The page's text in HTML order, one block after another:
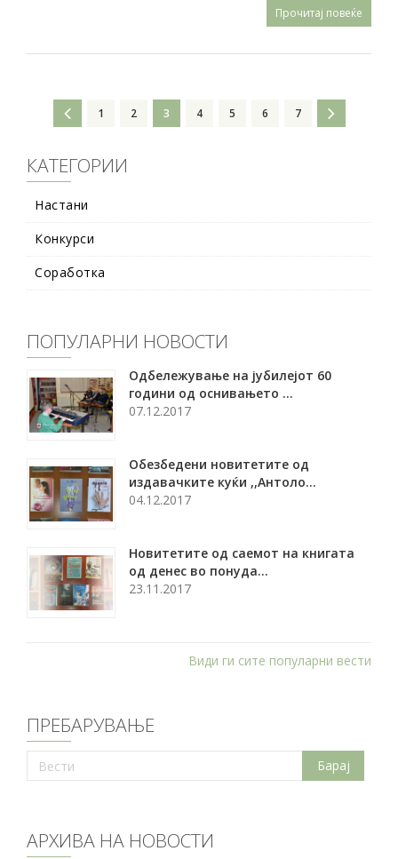
Прочитај повеќе
1 2 3 4 5 6 7
КАТЕГОРИИ
Настани
Конкурси
Соработка
ПОПУЛАРНИ НОВОСТИ
Oдбележување на јубилејот 60
години од оснивањето ...
07.12.2017
Обезбедени новитетите од
издавачките куќи ,,Антоло...
04.12.2017
Новитетите од саемот на книгата
од денес во понуда...
23.11.2017
Види ги сите популарни вести
ПРЕБАРУВАЊЕ
АРХИВА НА НОВОСТИ